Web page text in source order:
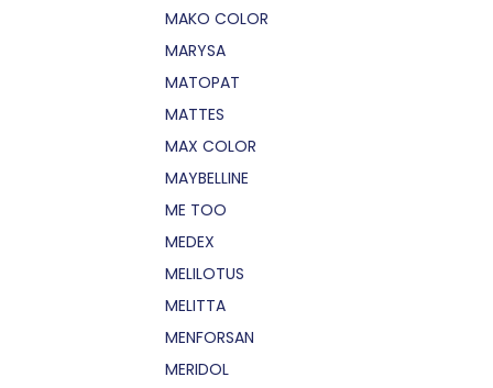
MAKO COLOR
MARYSA
MATOPAT
MATTES
MAX COLOR
MAYBELLINE
ME TOO
MEDEX
MELILOTUS
MELITTA
MENFORSAN
MERIDOL